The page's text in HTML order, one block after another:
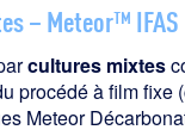
– Meteor™ IFAS
cultures mixtes
procédé à film fixe
Meteor